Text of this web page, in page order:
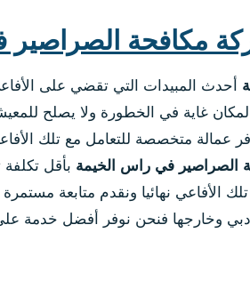
مكافحة
أحدث المبيدات التي تقضي على
غاية في الخطورة ولا يصلح
عمالة متخصصة للتعامل مع تلك
الصراصير في راس الخيمة بأقل
الأفاعي نهائيا ونقدم متابعة
وخارجها فنحن نوفر أفضل خدمة